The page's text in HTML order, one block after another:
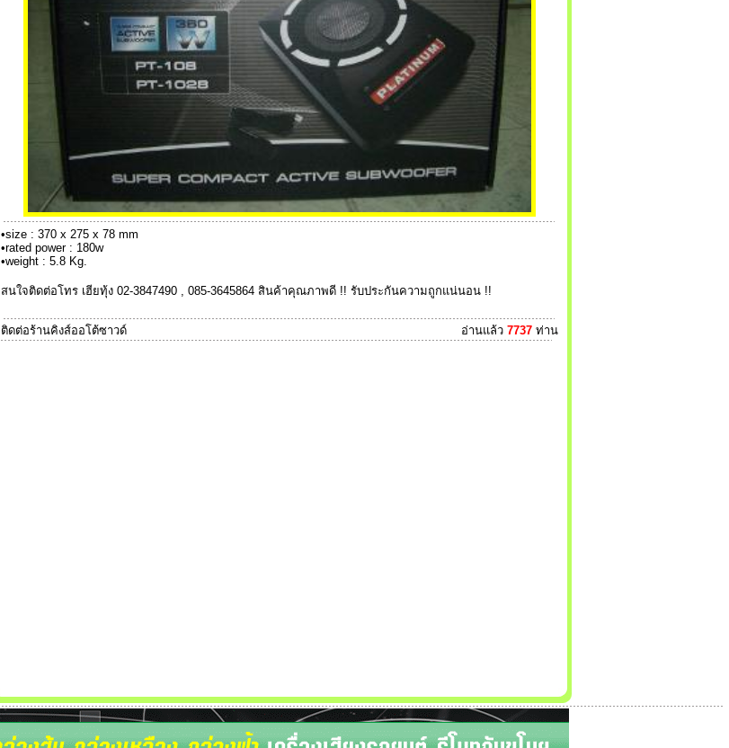
•size : 370 x 275 x 78 mm
•rated power : 180w
•weight : 5.8 Kg.
สนใจติดต่อโทร เฮียทุ้ง 02-3847490 , 085-3645864 สินค้าคุณภาพดี !! รับประกันความถูกแน่นอน !!
ติดต่อร้านคิงส์ออโต้ซาวด์ อ่านแล้ว 7737ท่าน